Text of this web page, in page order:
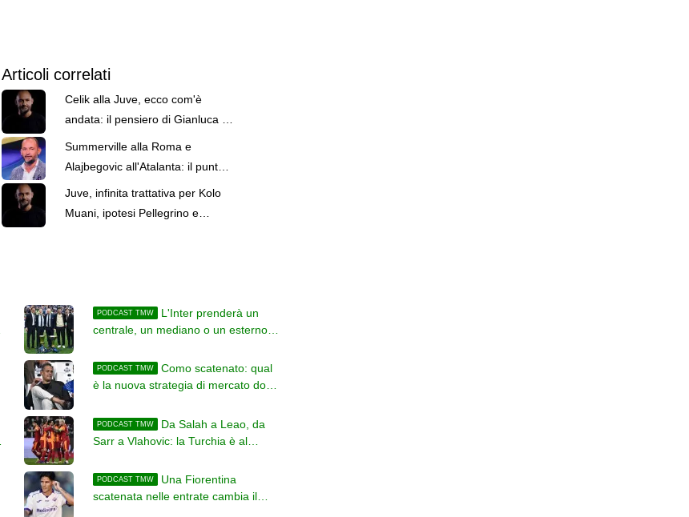
Articoli correlati
Celik alla Juve, ecco com'è
andata: il pensiero di Gianluca Di
Summerville alla Roma e
Alajbegovic all'Atalanta: il punto
di Gianluca Di Marzio
Juve, infinita trattativa per Kolo
Muani, ipotesi Pellegrino e
PODCAST TMW
L'Inter prenderà un
centrale, un mediano o un esterno
PODCAST TMW
Como scatenato: qual
è la nuova strategia di mercato dopo
PODCAST TMW
Da Salah a Leao, da
Sarr a Vlahovic: la Turchia è al
PODCAST TMW
Una Fiorentina
scatenata nelle entrate cambia il